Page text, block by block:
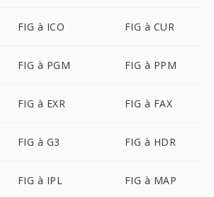
FIG à ICO FIG à CUR
FIG à PGM FIG à PPM
FIG à EXR FIG à FAX
FIG à G3 FIG à HDR
FIG à IPL FIG à MAP